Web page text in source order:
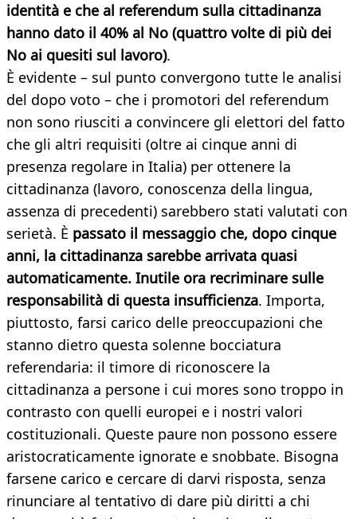
identità e che al referendum sulla cittadinanza
hanno dato il 40% al No (quattro volte di più dei
No ai quesiti sul lavoro).
È evidente – sul punto convergono tutte le analisi
del dopo voto – che i promotori del referendum
non sono riusciti a convincere gli elettori del fatto
che gli altri requisiti (oltre ai cinque anni di
presenza regolare in Italia) per ottenere la
cittadinanza (lavoro, conoscenza della lingua,
assenza di precedenti) sarebbero stati valutati con
serietà. È passato il messaggio che, dopo cinque
anni, la cittadinanza sarebbe arrivata quasi
automaticamente. Inutile ora recriminare sulle
responsabilità di questa insufficienza. Importa,
piuttosto, farsi carico delle preoccupazioni che
stanno dietro questa solenne bocciatura
referendaria: il timore di riconoscere la
cittadinanza a persone i cui mores sono troppo in
contrasto con quelli europei e i nostri valori
costituzionali. Queste paure non possono essere
aristocraticamente ignorate e snobbate. Bisogna
farsene carico e cercare di darvi risposta, senza
rinunciare al tentativo di dare più diritti a chi